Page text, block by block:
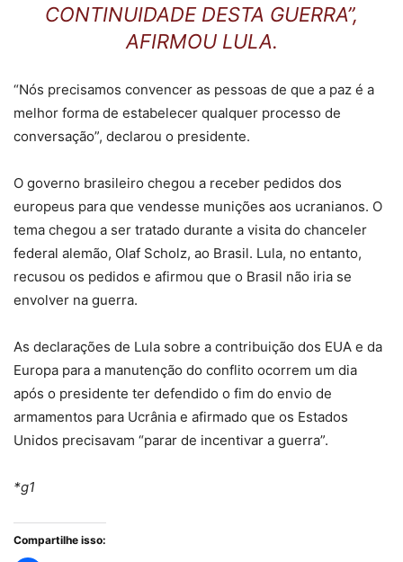
CONTINUIDADE DESTA GUERRA”,
AFIRMOU LULA.
“Nós precisamos convencer as pessoas de que a paz é a
melhor forma de estabelecer qualquer processo de
conversação”, declarou o presidente.
O governo brasileiro chegou a receber pedidos dos
europeus para que vendesse munições aos ucranianos. O
tema chegou a ser tratado durante a visita do chanceler
federal alemão, Olaf Scholz, ao Brasil. Lula, no entanto,
recusou os pedidos e afirmou que o Brasil não iria se
envolver na guerra.
As declarações de Lula sobre a contribuição dos EUA e da
Europa para a manutenção do conflito ocorrem um dia
após o presidente ter defendido o fim do envio de
armamentos para Ucrânia e afirmado que os Estados
Unidos precisavam “parar de incentivar a guerra”.
*g1
Compartilhe isso: